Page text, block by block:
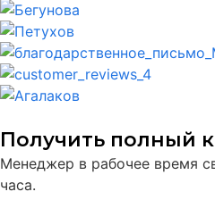
Получить полный
Менеджер в рабочее время
часа.